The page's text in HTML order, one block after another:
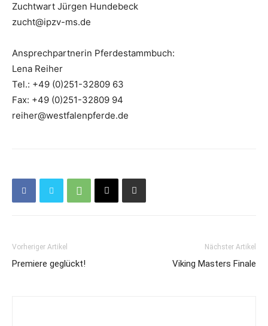
Zuchtwart Jürgen Hundebeck
zucht@ipzv-ms.de
Ansprechpartnerin Pferdestammbuch:
Lena Reiher
Tel.: +49 (0)251-32809 63
Fax: +49 (0)251-32809 94
reiher@westfalenpferde.de
Vorheriger Artikel
Premiere geglückt!
Nächster Artikel
Viking Masters Finale